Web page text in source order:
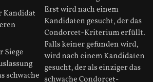
Kandidat
Siege
schwache
Erst wird nach einem
Kandidaten gesucht, der das
Condorcet-Kriterium erfüllt.
Falls keiner gefunden wird,
wird nach einem Kandidaten
gesucht, der als einziger das
schwache Condorcet-